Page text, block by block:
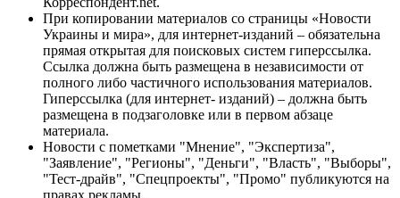
При копировании материалов со страницы «Новости
Украины и мира», для интернет-изданий – обязательна
прямая открытая для поисковых систем гиперссылка.
Ссылка должна быть размещена в независимости от
полного либо частичного использования материалов.
Гиперссылка (для интернет- изданий) – должна быть
размещена в подзаголовке или в первом абзаце
материала.
Новости с пометками "Мнение", "Экспертиза",
"Заявление", "Регионы", "Деньги", "Власть", "Выборы",
"Тест-драйв", "Спецпроекты", "Промо" публикуются на
правах рекламы.